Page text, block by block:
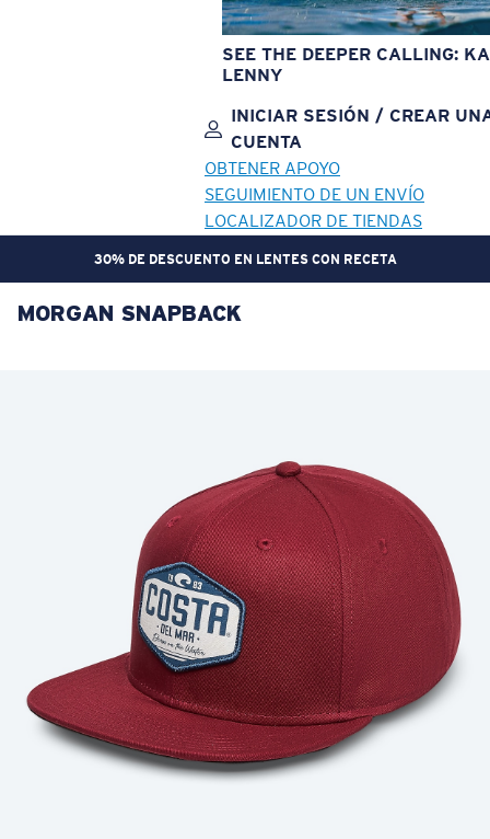
SEE THE DEEPER CALLING:
LENNY
INICIAR SESIÓN / CREAR
CUENTA
OBTENER APOYO
SEGUIMIENTO DE UN ENVÍO
LOCALIZADOR DE TIENDAS
30% DE DESCUENTO EN LENTES CON RECETA
OBJETIVO ACTUALIZADO
Precio: Sin cargo
Cantidad:
MORGAN SNAPBACK